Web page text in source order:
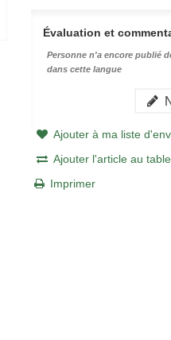
Évaluation et
Personne n'a encore publié
dans cette langue
Ajouter à ma liste
Ajouter l'article au
Imprimer